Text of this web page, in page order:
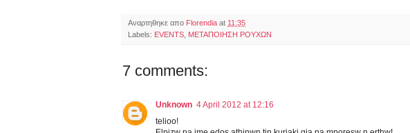
Αναρτηθηκε απο Florendia at 11:35
Labels: EVENTS ΜΕΤΑΠΟΙΗΣΗ ΡΟΥΧΩΝ
7 comments:
Unknown 4 April 2012 at 12:16
telioo!